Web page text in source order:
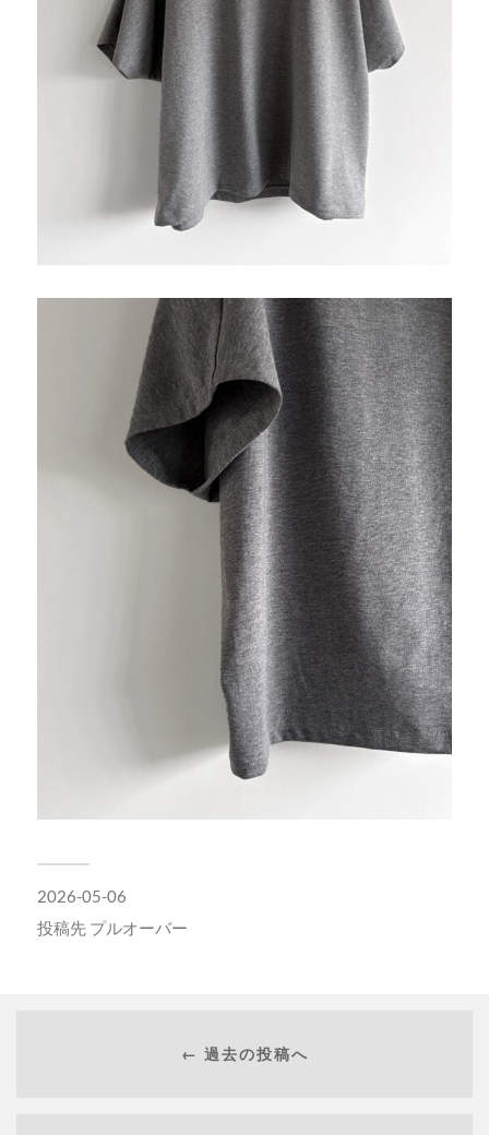
2026-05-06
投稿先 プルオーバー
← 過去の投稿へ